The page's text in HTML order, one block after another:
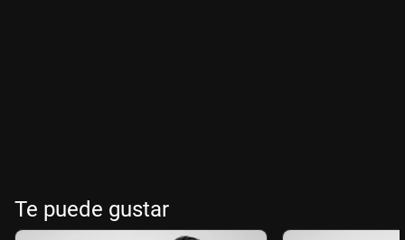
Te puede gustar